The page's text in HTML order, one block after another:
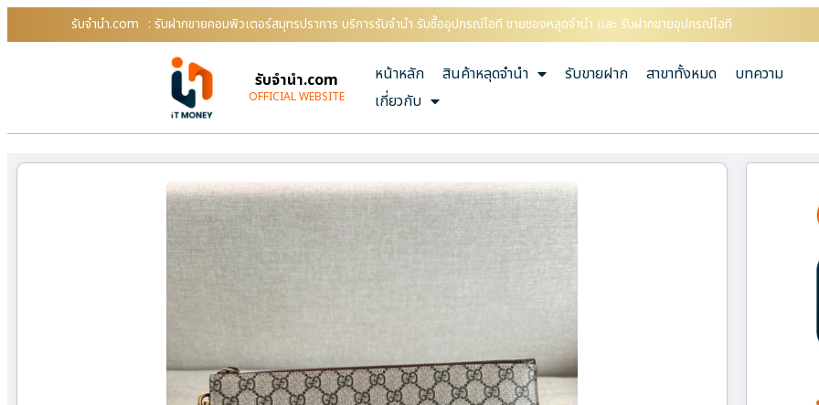
รับจํานํา.com : รับฝากขายคอมพิวเตอร์สมุทรปราการ บริการรับจำนำ รับซื้ออุปกรณ์ไอที ขายของหลุดจำนำ และ รับฝากขายอุปกรณ์ไอที
รับจํานํา.com
OFFICIAL WEBSITE
หน้าหลัก สินค้าหลุดจำนำ รับขายฝาก สาขาทั้งหมด
บทความ
เกี่ยวกับ